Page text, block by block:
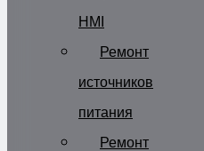
HMI
Ремонт
источников
питания
Ремонт